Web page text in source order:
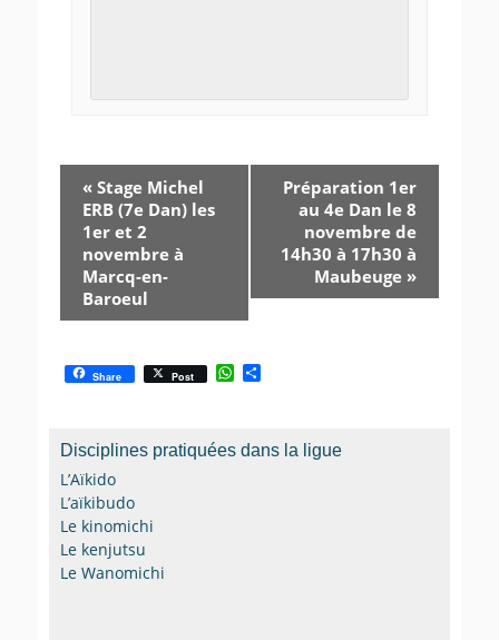
« Stage Michel
ERB (7e Dan) les
1er et 2
novembre à
Marcq-en-
Baroeul
Préparation 1er
au 4e Dan le 8
novembre de
14h30 à 17h30 à
Maubeuge »
Share Post W
s
A
a
g
Disciplines pratiquées dans la ligue
L’Aïkido
L’aïkibudo
Le kinomichi
Le kenjutsu
Le Wanomichi